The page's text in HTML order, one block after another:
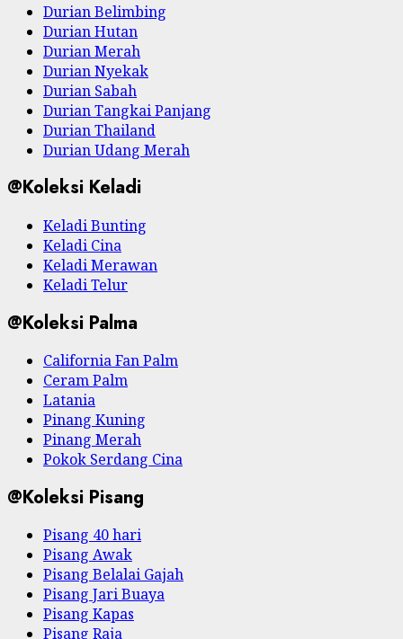
Durian Belimbing
Durian Hutan
Durian Merah
Durian Nyekak
Durian Sabah
Durian Tangkai Panjang
Durian Thailand
Durian Udang Merah
@Koleksi Keladi
Keladi Bunting
Keladi Cina
Keladi Merawan
Keladi Telur
@Koleksi Palma
California Fan Palm
Ceram Palm
Latania
Pinang Kuning
Pinang Merah
Pokok Serdang Cina
@Koleksi Pisang
Pisang 40 hari
Pisang Awak
Pisang Belalai Gajah
Pisang Jari Buaya
Pisang Kapas
Pisang Raja